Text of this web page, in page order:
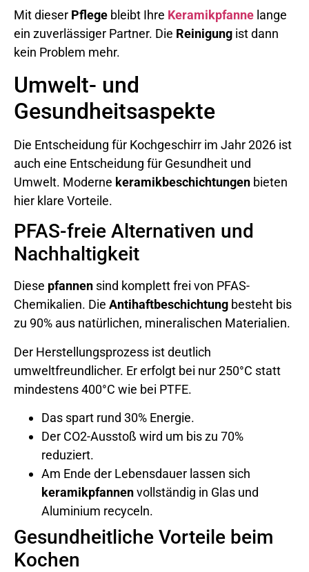
Mit dieser Pflege bleibt Ihre Keramikpfanne lange
ein zuverlässiger Partner. Die Reinigung ist dann
kein Problem mehr.
Umwelt- und
Gesundheitsaspekte
Die Entscheidung für Kochgeschirr im Jahr 2026 ist
auch eine Entscheidung für Gesundheit und
Umwelt. Moderne keramikbeschichtungen bieten
hier klare Vorteile.
PFAS-freie Alternativen und
Nachhaltigkeit
Diese pfannen sind komplett frei von PFAS-
Chemikalien. Die Antihaftbeschichtung besteht bis
zu 90% aus natürlichen, mineralischen Materialien.
Der Herstellungsprozess ist deutlich
umweltfreundlicher. Er erfolgt bei nur 250°C statt
mindestens 400°C wie bei PTFE.
Das spart rund 30% Energie.
Der CO2-Ausstoß wird um bis zu 70%
reduziert.
Am Ende der Lebensdauer lassen sich
keramikpfannenvollständig in Glas und
Aluminium recyceln.
Gesundheitliche Vorteile beim
Kochen